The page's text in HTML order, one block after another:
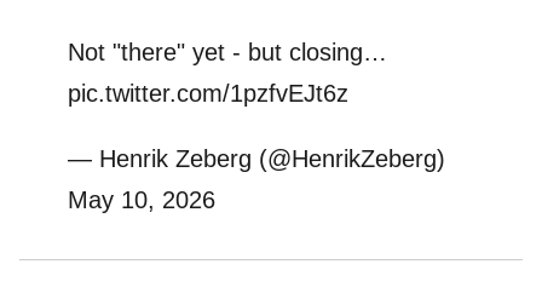
Not "there" yet - but closing…
pic.twitter.com/1pzfvEJt6z
— Henrik Zeberg (@HenrikZeberg)
May 10, 2026